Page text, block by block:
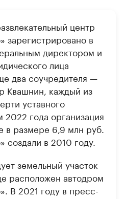
центр
зарегистрировано в
директором и
лица
два соучредителя —
Квашнин, каждый из
уставного
2022 года организация
в размере 6,9 млн руб.
создали в 2010 году.
земельный участок
расположен автодром
В 2021 году в пресс-